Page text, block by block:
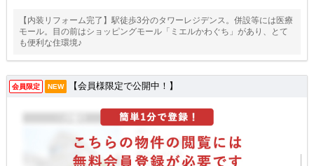
【内装リフォーム完了】駅徒歩3分のタワーレジデンス。併設等には医療
モール。目の前はショッピングモール「ミエルかわぐち」があり、とて
も便利な住環境♪
会員限定 NEW 【会員様限定で公開中！】